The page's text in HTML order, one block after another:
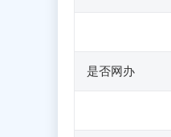
是否网办